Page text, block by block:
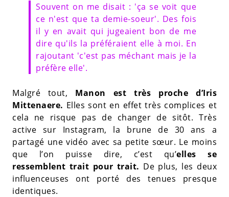
Souvent on me disait : 'ça se voit que
ce n'est que ta demie-soeur'. Des fois
il y en avait qui jugeaient bon de me
dire qu'ils la préféraient elle à moi. En
rajoutant 'c'est pas méchant mais je la
préfère elle'.
Malgré tout, Manon est très proche d’Iris
Mittenaere. Elles sont en effet très complices et
cela ne risque pas de changer de sitôt. Très
active sur Instagram, la brune de 30 ans a
partagé une vidéo avec sa petite sœur. Le moins
que l’on puisse dire, c’est qu’elles se
ressemblent trait pour trait. De plus, les deux
influenceuses ont porté des tenues presque
identiques.